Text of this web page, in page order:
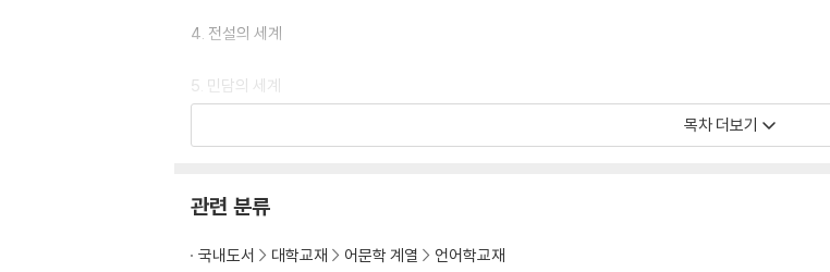
4. 전설의 세계
5. 민담의 세계
목차 더보기
관련 분류
국내도서 대학교재 어문학 계열
언어학교재